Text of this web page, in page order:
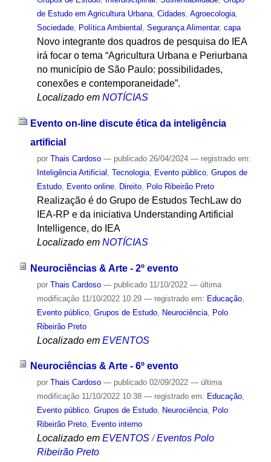
de Estudo em Agricultura Urbana, Cidades, Agroecologia,
Sociedade, Política Ambiental , Segurança Alimentar, capa
Novo integrante dos quadros de pesquisa do IEA
irá focar o tema “Agricultura Urbana e Periurbana
no município de São Paulo: possibilidades,
conexões e contemporaneidade”.
Localizado em NOTÍCIAS
Evento on-line discute ética da inteligência
artificial
por Thais Cardoso — publicado26/04/2024 — registrado em:
Inteligência Artificial , Tecnologia, Evento público, Grupos de
Estudo, Evento online, Direito, Polo Ribeirão Preto
Realização é do Grupo de Estudos TechLaw do
IEA-RP e da iniciativa Understanding Artificial
Intelligence, do IEA
Localizado em NOTÍCIAS
Neurociências & Arte - 2º evento
por Thais Cardoso — publicado11/10/2022 — última
modificação11/10/2022 10:29 — registrado em: Educação,
Evento público, Grupos de Estudo, Neurociência, Polo
Ribeirão Preto
Localizado em EVENTOS
Neurociências & Arte - 6º evento
por Thais Cardoso — publicado02/09/2022 — última
modificação11/10/2022 10:38 — registrado em: Educação,
Evento público, Grupos de Estudo, Neurociência, Polo
Ribeirão Preto, Evento interno
Localizado em EVENTOS /Eventos Polo
Ribeirão Preto